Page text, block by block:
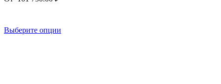
Выберите опции